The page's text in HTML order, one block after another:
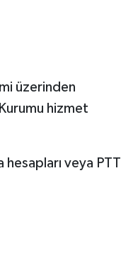
üzerinden
hizmet
hesapları veya PTT